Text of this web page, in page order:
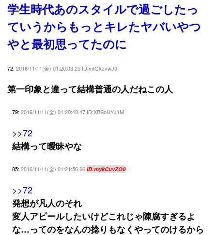
学生時代あのスタイルで過ごしたっ
ていうからもっとキレたヤバいやつ
やと最初思ってたのに
72: 2016/11/11(金) 01:20:03.25 ID:mfQkzvwJ0
第一印象と違って結構普通の人だねこの人
79: 2016/11/11(金) 01:20:48.47 ID:XBSoUYJ1M
>>72
結構って曖昧やな
85: 2016/11/11(金) 01:21:56.66 ID:mykCuvZO0
>>72
発想が凡人のそれ
変人アピールしたいけどこれじゃ陳腐すぎるよ
な…ってのをなんの捻りもなくやってのけるから